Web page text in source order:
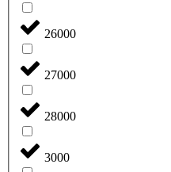
26000
27000
28000
3000